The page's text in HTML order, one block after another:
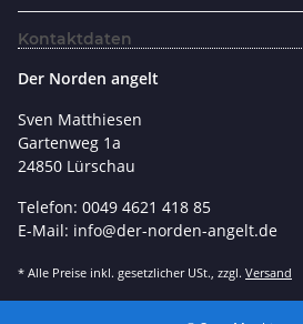
Kontaktdaten
Der Norden angelt
Sven Matthiesen
Gartenweg 1a
24850 Lürschau
Telefon: 0049 4621 418 85
E-Mail: info@der-norden-angelt.de
* Alle Preise inkl. gesetzlicher USt., zzgl. Versand